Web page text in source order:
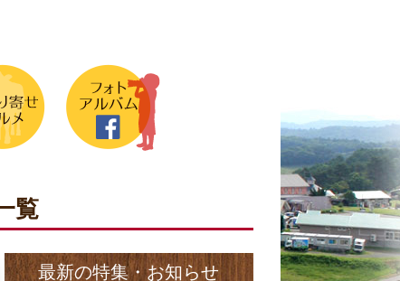
覧
最新の特集・お知らせ